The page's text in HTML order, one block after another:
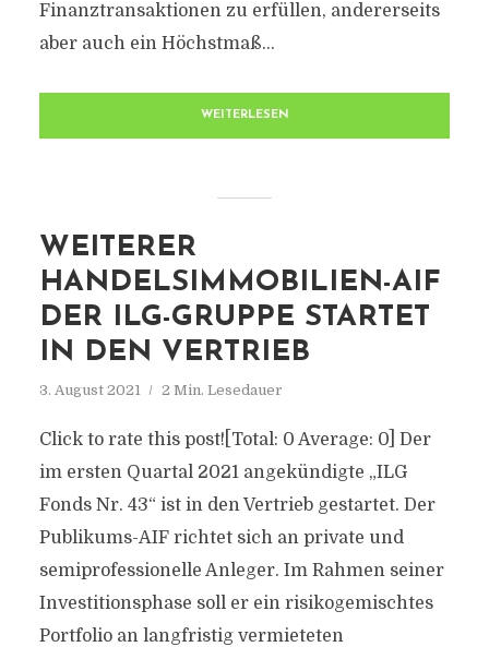
Finanztransaktionen zu erfüllen, andererseits
aber auch ein Höchstmaß...
WEITERLESEN
WEITERER
HANDELSIMMOBILIEN-AIF
DER ILG-GRUPPE STARTET
IN DEN VERTRIEB
3. August 2021 2 Min. Lesedauer
Click to rate this post![Total: 0 Average: 0] Der
im ersten Quartal 2021 angekündigte „ILG
Fonds Nr. 43“ ist in den Vertrieb gestartet. Der
Publikums-AIF richtet sich an private und
semiprofessionelle Anleger. Im Rahmen seiner
Investitionsphase soll er ein risikogemischtes
Portfolio an langfristig vermieteten